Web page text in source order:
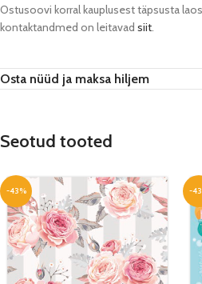
Ostusoovi korral kauplusest täpsusta
kontaktandmed on leitavad siit.
Osta nüüd ja maksa hiljem
Seotud tooted
-43% -